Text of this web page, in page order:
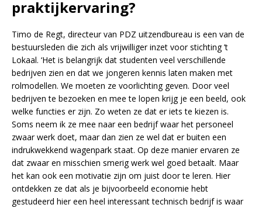
praktijkervaring?
Timo de Regt, directeur van PDZ uitzendbureau is een van de
bestuursleden die zich als vrijwilliger inzet voor stichting ’t
Lokaal. ‘Het is belangrijk dat studenten veel verschillende
bedrijven zien en dat we jongeren kennis laten maken met
rolmodellen. We moeten ze voorlichting geven. Door veel
bedrijven te bezoeken en mee te lopen krijg je een beeld, ook
welke functies er zijn. Zo weten ze dat er iets te kiezen is.
Soms neem ik ze mee naar een bedrijf waar het personeel
zwaar werk doet, maar dan zien ze wel dat er buiten een
indrukwekkend wagenpark staat. Op deze manier ervaren ze
dat zwaar en misschien smerig werk wel goed betaalt. Maar
het kan ook een motivatie zijn om juist door te leren. Hier
ontdekken ze dat als je bijvoorbeeld economie hebt
gestudeerd hier een heel interessant technisch bedrijf is waar